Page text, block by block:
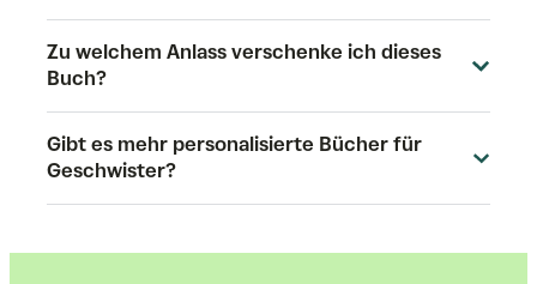
Zu welchem Anlass verschenke ich dieses
Buch?
Gibt es mehr personalisierte Bücher für
Geschwister?